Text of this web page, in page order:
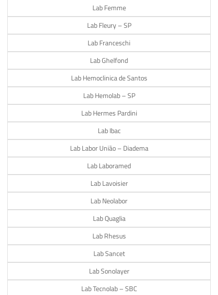
Lab Femme
Lab Fleury – SP
Lab Franceschi
Lab Ghelfond
Lab Hemoclinica de Santos
Lab Hemolab – SP
Lab Hermes Pardini
Lab Ibac
Lab Labor União – Diadema
Lab Laboramed
Lab Lavoisier
Lab Neolabor
Lab Quaglia
Lab Rhesus
Lab Sancet
Lab Sonolayer
Lab Tecnolab – SBC